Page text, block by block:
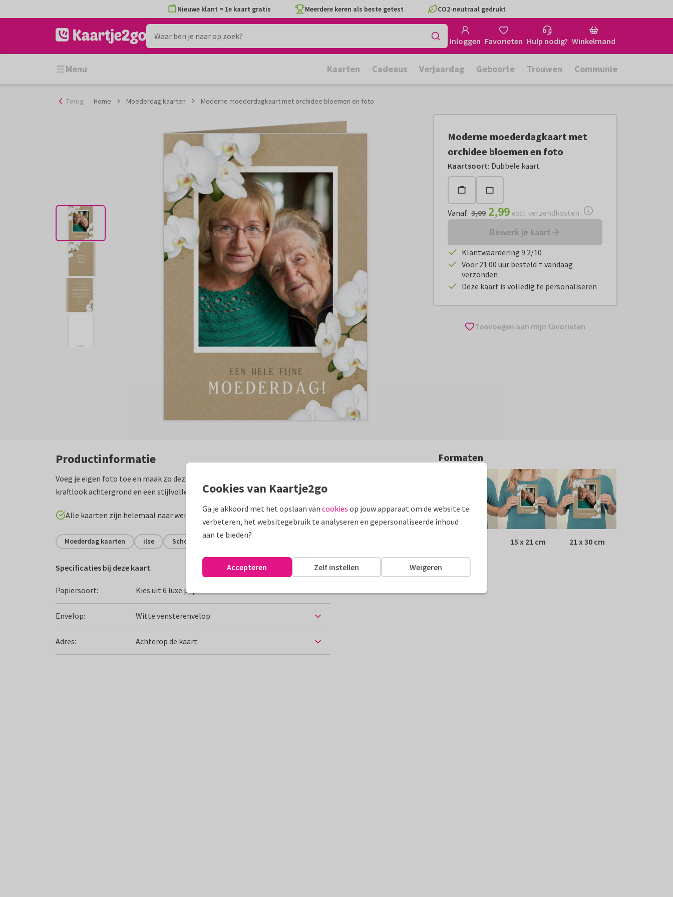
naar
Nieuwe klant = 1e kaart gratis Meerdere keren als beste getest CO2-neutraal gedrukt
Inloggen Favorieten Hulp nodig? Winkelmand
Menu Kaarten Cadeaus Verjaardag Geboorte Trouwen Communie
Terug Home Moederdag kaarten Moderne moederdagkaart met orchidee bloemen en foto
Moderne moederdagkaart met
orchidee bloemen en foto
Kaartsoort: Dubbele kaart
Vanaf:€ 2,99 excl. verzendkosten
Vanaf: 3,09 2,99 excl. verzendkosten
Bewerk je kaart
Klantwaardering 9.2/10
Voor 21:00 uur besteld = vandaag
verzonden
Deze kaart is volledig te personaliseren
Toevoegen aan mijn favorieten
Productinformatie
Voeg je eigen foto toe en maak zo deze persoonlijke moederdagkaart. Met
kraftlook achtergrond en een stijlvolle illustratie van witte orchideeën.
Alle kaarten zijn helemaal naar wens aan te passen
Moederdag kaarten ilse Schoonmoeder
Specificaties bij deze kaart
Papiersoort: Kies uit 6 luxe papiersoorten
Envelop: Witte vensterenvelop
Adres: Achterop de kaart
Formaten
15 x 21 cm 21 x 30 cm
Cookies van Kaartje2go
Ga je akkoord met het opslaan van cookies op jouw apparaat om de website te
verbeteren, het websitegebruik te analyseren en gepersonaliseerde inhoud
aan te bieden?
Weigeren
Zelf instellen
Accepteren